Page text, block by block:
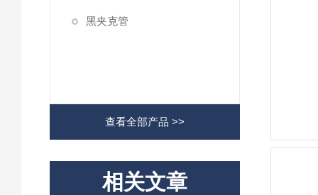
黑夹克管
查看全部产品 >>
相关文章